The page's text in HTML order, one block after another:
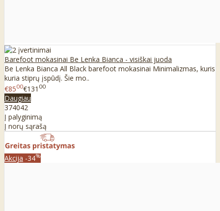
Barefoot mokasinai Be Lenka Bianca - visiškai juoda
Be Lenka Bianca All Black barefoot mokasinai Minimalizmas, kuris
kuria stiprų įspūdį. Šie mo..
€8500€131 00
Daugiau
374042
Į palyginimą
Į norų sąrašą
Akcija -34%